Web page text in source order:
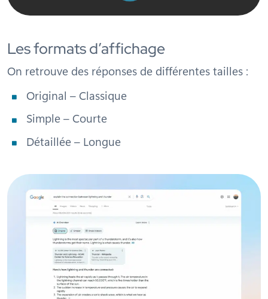
Les formats d’affichage
On retrouve des réponses de différentes tailles :
Original – Classique
Simple – Courte
Détaillée – Longue